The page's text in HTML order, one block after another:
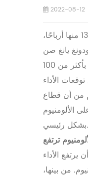
2022-08-12
وفقًا لبيانات "أورينتال فورتشن تشويس"، حتى 16 يوليو، أصدرت 14 شركة من أصل 26 شركة مدرجة في قطاع الألمنيوم توقعات أدائها للنصف الأول من العام، حققت 13 منها أرباحًا،
شركتا شينهو المحدودة ودونغ يانغ صن
الأداء
من أن قطاع
الألومنيوم
بشكل رئيسي.
ترتفع
يرتفع الأداء
من بينها،